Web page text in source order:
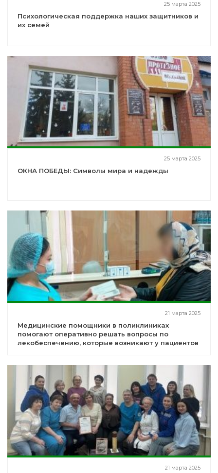
25 марта 2025
Психологическая поддержка наших защитников и
их семей
25 марта 2025
ОКНА ПОБЕДЫ: Символы мира и надежды
21 марта 2025
Медицинские помощники в поликлиниках
помогают оперативно решать вопросы по
лекобеспечению, которые возникают у пациентов
21 марта 2025